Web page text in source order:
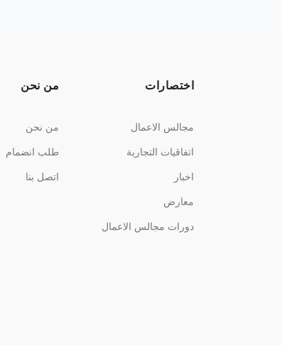
اختصارات
مجالس الاعمال
اتفاقيات التجارية
اخبار
معارض
دورات مجالس الاعمال
من نحن
من نحن
طلب انضمام
اتصل بنا